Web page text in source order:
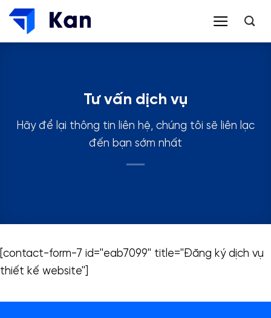
Bỏ
qua
nội
Tư vấn dịch vụ
Hãy để lại thông tin liên hệ, chúng tôi sẽ liên lạc
đến bạn sớm nhất
[contact-form-7 id="eab7099" title="Đăng ký dịch vụ
thiết kế website"]